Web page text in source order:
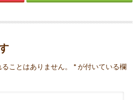
ことはありません。 *が付いている欄